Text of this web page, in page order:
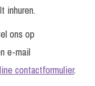
inhuren.
ons op
e-mail
contactformulier.